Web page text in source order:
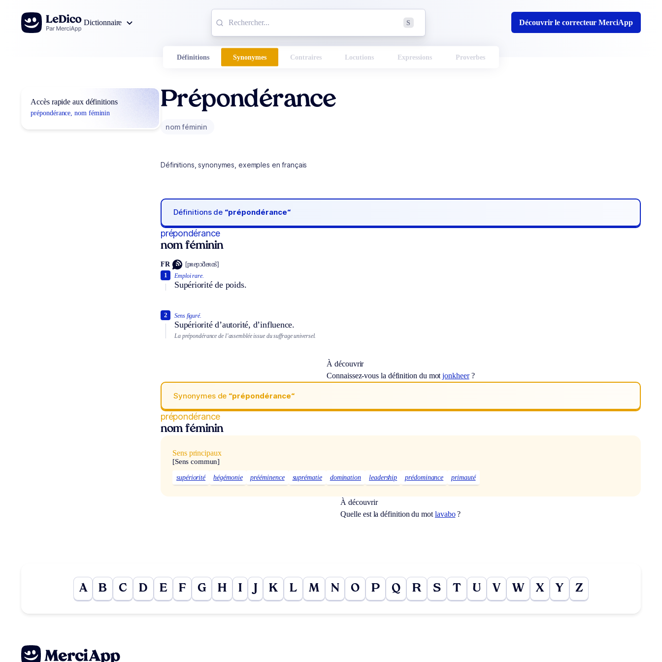
Aller au contenu
Dictionnaire
S Découvrir le correcteur MerciApp
Définitions Synonymes Contraires Locutions Expressions Proverbes
Accès rapide aux définitions
prépondérance, nom féminin
Prépondérance
nom féminin
Définitions, synonymes, exemples en français
Définitions de “prépondérance“
prépondérance
nom féminin
FR [pʀepɔ̃deʀɑ̃s]
Emploi rare.
Supériorité de poids.
1
Sens figuré.
Supériorité d’autorité, d’influence.
2
La prépondérance de l’assemblée issue du suffrage universel.
À découvrir
Connaissez-vous la définition du motjonkheer?
Synonymes de “prépondérance“
prépondérance
nom féminin
Sens principaux
[Sens commun]
supériorité hégémonie prééminence suprématie domination leadership prédominance primauté
À découvrir
Quelle est la définition du mot lavabo?
A B C D E F G H I J K L M N O P Q R S T U V W X Y Z